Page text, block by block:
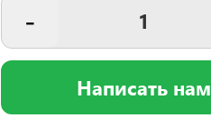
-
Написать нам